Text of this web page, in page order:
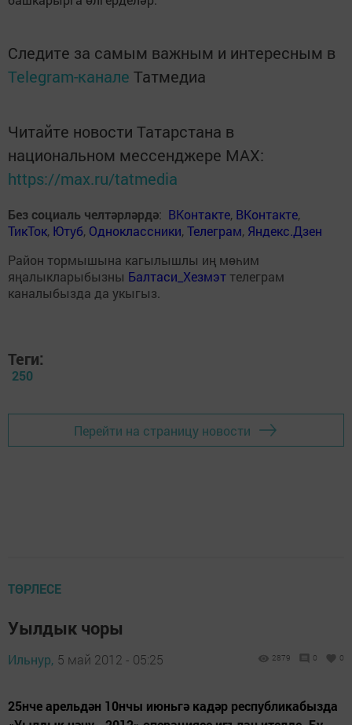
Следите за самым важным и интересным в
Telegram-канале Татмедиа
Читайте новости Татарстана в
национальном мессенджере MАХ:
https://max.ru/tatmedia
Без социаль челтәрләрдә: ВКонтакте, ВКонтакте,
ТикТок, Ютуб, Одноклассники,Телеграм, Яндекс.Дзен
Район тормышына кагылышлы иң мөһим
яңалыкларыбызны Балтаси_Хезмэт телеграм
каналыбызда да укыгыз.
Теги:
250
Перейти на страницу новости
ТӨРЛЕСЕ
Уылдык чоры
Ильнур, 5 май 2012 - 05:25 2879 0 0
25нче арельдән 10нчы июньгә кадәр республикабызда